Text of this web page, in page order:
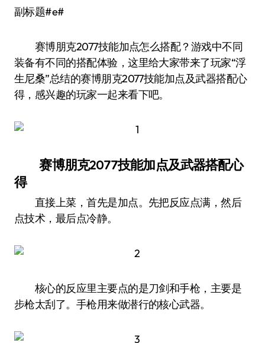
副标题#e#
赛博朋克2077技能加点怎么搭配？游戏中不同
装备有不同的搭配体验，这里给大家带来了玩家“浮
生尼桑”总结的赛博朋克2077技能加点及武器搭配心
得，感兴趣的玩家一起来看下吧。
赛博朋克2077技能加点及武器搭配心
得
直接上菜，首先是加点。先把反应点满，然后
点技术，最后点冷静。
核心的反应里主要点的是刀剑和手枪，主要是
步枪太刮了。手枪用来做潜行的核心武器。